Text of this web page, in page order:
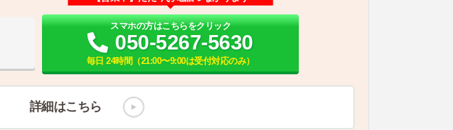
スマホの方はこちらをクリック
050-5267-5630
毎日 24時間（21:00〜9:00は受付対応のみ）
詳細はこちら